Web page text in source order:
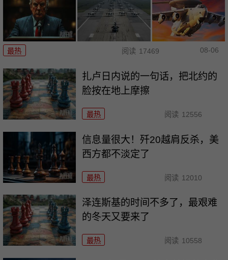
最热 阅读 17469 08-06
扎卢日内说的一句话，把北约的
脸按在地上摩擦
最热 阅读 12556
信息量很大！歼20越肩反杀，美
西方都不淡定了
最热 阅读 12010
泽连斯基的时间不多了，最艰难
的冬天又要来了
最热 阅读 10558